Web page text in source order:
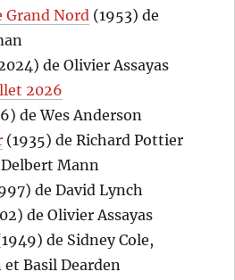
Grand Nord (1953) de
de Olivier Assayas
2026
de Wes Anderson
(1935) de Richard Pottier
Mann
de David Lynch
de Olivier Assayas
de Sidney Cole,
Basil Dearden